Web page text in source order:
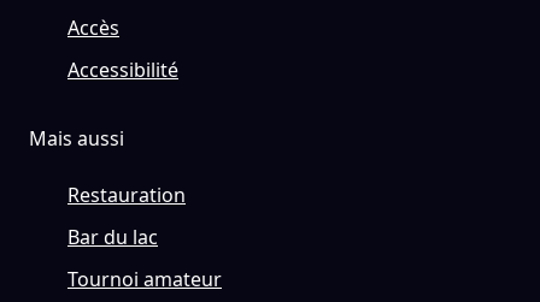
Accès
Accessibilité
Mais aussi
Restauration
Bar du lac
Tournoi amateur